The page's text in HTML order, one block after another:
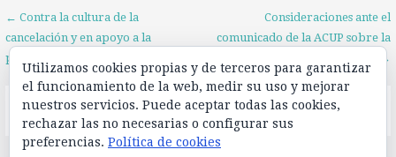
Navegación
de
entradas
← Contra la cultura de la
cancelación y en apoyo a la
profesora Juana Gallego
Consideraciones ante el
comunicado de la ACUP sobre la
Sentencia del TSJC del 25% →
El feed de Twitter no está disponible en este momento.
Utilizamos cookies propias y de terceros para garantizar
el funcionamiento de la web, medir su uso y mejorar
nuestros servicios. Puede aceptar todas las cookies,
rechazar las no necesarias o configurar sus
preferencias. Política de cookies